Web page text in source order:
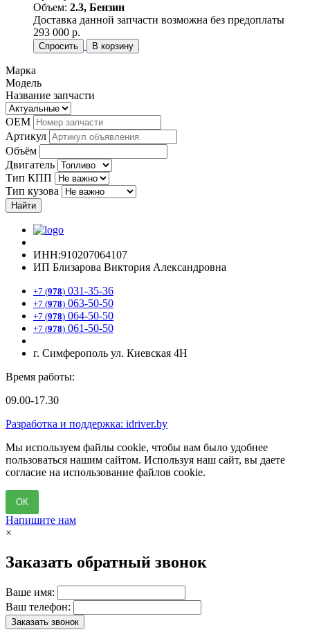
Объем: 2.3, Бензин
Доставка данной запчасти возможна без предоплаты
293 000 р.
Спросить В корзину
Марка
Модель
Название запчасти
OEM
Артикул
Объём
Двигатель
Тип КПП
Тип кузова
Найти
ИНН:910207064107
ИП Близарова Виктория Александровна
+7 (978) 031-35-36
+7 (978) 063-50-50
+7 (978) 064-50-50
+7 (978) 061-50-50
г. Симферополь ул. Киевская 4Н
Время работы:
09.00-17.30
Разработка и поддержка: idriver.by
Мы используем файлы cookie, чтобы вам было удобнее
пользоваться нашим сайтом. Используя наш сайт, вы даете
согласие на использование файлов cookie.
ОК
Напишите нам
×
Заказать обратный звонок
Ваше имя:
Ваш телефон:
Заказать звонок